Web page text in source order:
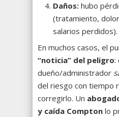
Daños: hubo
(tratamiento,
salarios perdidos).
En muchos casos, el
“noticia” del peligro:
dueño/administrador
del riesgo con tiempo
corregirlo. Un
y caída Compton lo